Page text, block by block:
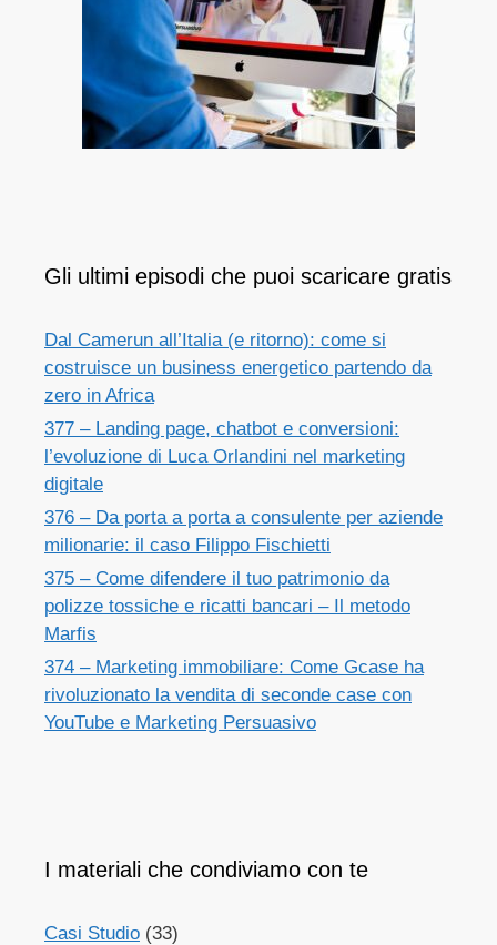
Gli ultimi episodi che puoi scaricare gratis
Dal Camerun all’Italia (e ritorno): come si
costruisce un business energetico partendo da
zero in Africa
377 – Landing page, chatbot e conversioni:
l’evoluzione di Luca Orlandini nel marketing
digitale
376 – Da porta a porta a consulente per aziende
milionarie: il caso Filippo Fischietti
375 – Come difendere il tuo patrimonio da
polizze tossiche e ricatti bancari – Il metodo
Marfis
374 – Marketing immobiliare: Come Gcase ha
rivoluzionato la vendita di seconde case con
YouTube e Marketing Persuasivo
I materiali che condiviamo con te
Casi Studio (33)